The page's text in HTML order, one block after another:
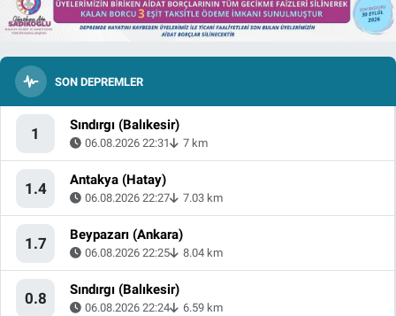
SON DEPREMLER
1 Sındırgı (Balıkesir)
06.08.2026 22:31 7 km
1.4 Antakya (Hatay)
06.08.2026 22:27 7.03 km
1.7 Beypazarı (Ankara)
06.08.2026 22:25 8.04 km
0.8 Sındırgı (Balıkesir)
06.08.2026 22:24 6.59 km